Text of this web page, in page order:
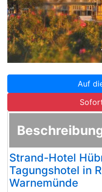
Auf
Strand-Hotel
Tagungshotel in
Warnemünde